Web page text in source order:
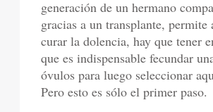
generación de un hermano
gracias a un transplante,
curar la dolencia, hay que tener
que es indispensable fecundar
óvulos para luego seleccionar
Pero esto es sólo el primer paso.